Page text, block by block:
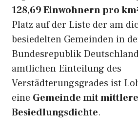
128,69 Einwohnern pro
Platz auf der Liste der am
besiedelten Gemeinden in
Bundesrepublik
amtlichen Einteilung des
Verstädterungsgrades ist
eine Gemeinde mit
Besiedlungsdichte.